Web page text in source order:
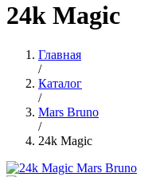
24k Magic
Главная
/
Каталог
/
Mars Bruno
/
24k Magic